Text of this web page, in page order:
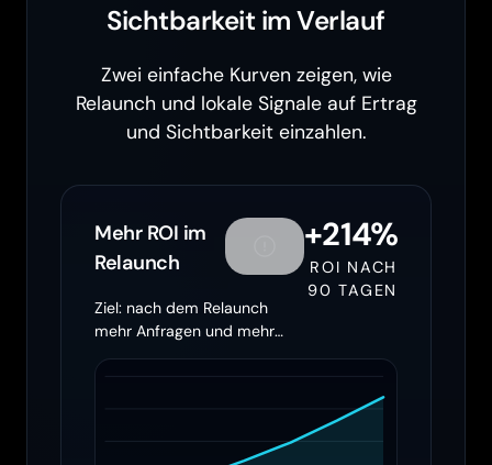
Sichtbarkeit im Verlauf
Zwei einfache Kurven zeigen, wie
Relaunch und lokale Signale auf Ertrag
und Sichtbarkeit einzahlen.
Mehr ROI im
Relaunch
Ziel: nach dem Relaunch
mehr Anfragen und mehr
+214%
ROI NACH
90 TAGEN